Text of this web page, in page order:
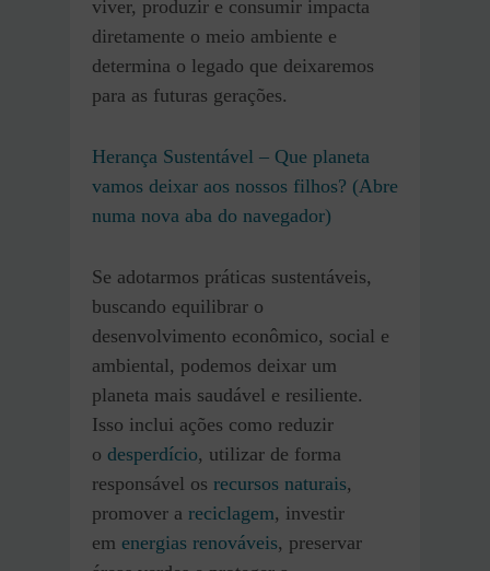
viver, produzir e consumir impacta
diretamente o meio ambiente e
determina o legado que deixaremos
para as futuras gerações.
Herança Sustentável – Que planeta
vamos deixar aos nossos filhos? (Abre
numa nova aba do navegador)
Se adotarmos práticas sustentáveis,
buscando equilibrar o
desenvolvimento econômico, social e
ambiental, podemos deixar um
planeta mais saudável e resiliente.
Isso inclui ações como reduzir
o desperdício, utilizar de forma
responsável os recursos naturais,
promover a reciclagem, investir
em energias renováveis, preservar